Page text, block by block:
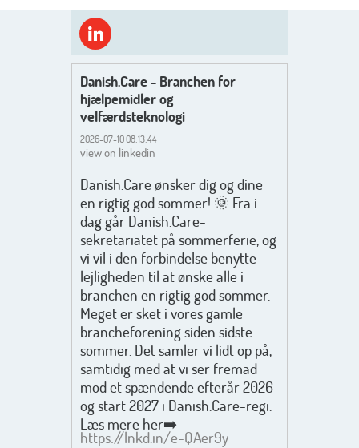
Danish.Care - Branchen for
hjælpemidler og
velfærdsteknologi
2026-07-10 08:13:44
view on linkedin
Danish.Care ønsker dig og dine
en rigtig god sommer! 🌞 Fra i
dag går Danish.Care-
sekretariatet på sommerferie, og
vi vil i den forbindelse benytte
lejligheden til at ønske alle i
branchen en rigtig god sommer.
Meget er sket i vores gamle
brancheforening siden sidste
sommer. Det samler vi lidt op på,
samtidig med at vi ser fremad
mod et spændende efterår 2026
og start 2027 i Danish.Care-regi.
Læs mere her➡️
https://lnkd.in/e-QAer9y